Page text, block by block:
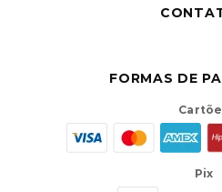
FORMAS DE
Pix